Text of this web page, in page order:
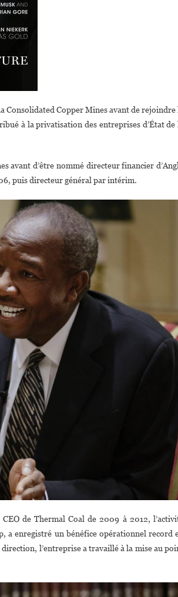
Consolidated Copper Mines avant de rejoindre
à la privatisation des entreprises d’État de
avant d’être nommé directeur financier
puis directeur général par intérim.
de Thermal Coal de 2009 à 2012,
a enregistré un bénéfice opérationnel record
l’entreprise a travaillé à la mise au